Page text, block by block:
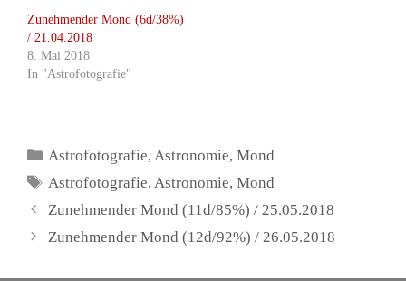
Zunehmender Mond (6d/38%)
/ 21.04.2018
8. Mai 2018
In "Astrofotografie"
Kategorien
Astrofotografie,Astronomie,Mond
Schlagwörter
Astrofotografie,Astronomie,Mond
Zunehmender Mond (11d/85%) / 25.05.2018
Zunehmender Mond (12d/92%) / 26.05.2018